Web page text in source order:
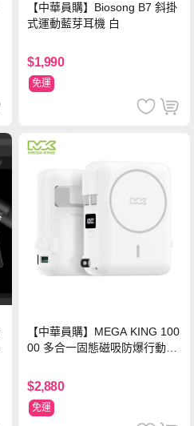
【中華員購】Biosong B7 斜掛
式運動藍芽耳機 白
$1,990
免運
【中華員購】MEGA KING 100
00 多合一固態磁吸防爆行動電
$2,880
免運